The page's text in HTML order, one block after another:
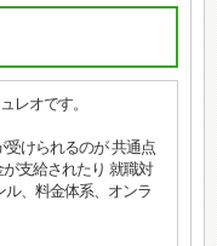
レオです。
受けられるのが 共通点
支給されたり 就職対
、料金体系、オンラ